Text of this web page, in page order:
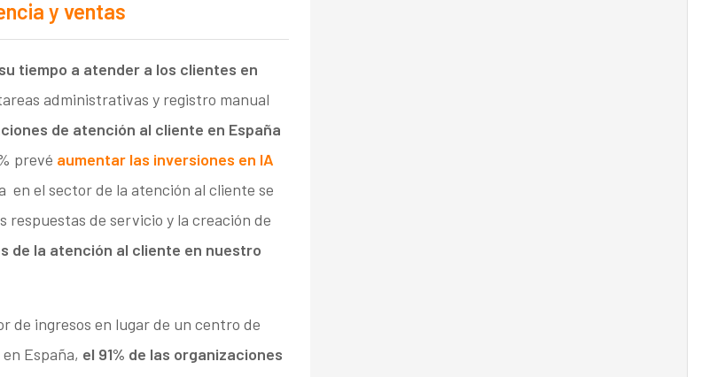
y ventas
tiempo a atender a los clientes en
administrativas y registro manual
de atención al cliente en España
prevé aumentar las inversiones en IA
en el sector de la atención al cliente se
respuestas de servicio y la creación de
de la atención al cliente en nuestro
de ingresos en lugar de un centro de
España, el 91% de las organizaciones